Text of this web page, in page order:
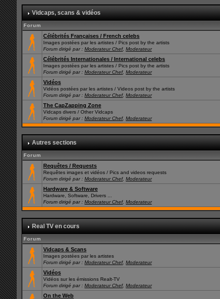
Vidcaps, scans & vidéos
Forum
Célébrités Françaises / French celebs
Images postées par les artistes / Pics post by the artists
Forum dirigé par :Moderateur Chef,Moderateur
Célébrités Internationales / International celebs
Images postées par les artistes / Pics post by the artists
Forum dirigé par :Moderateur Chef,Moderateur
Vidéos
Vidéos postées par les artistes / Videos post by the artists
Forum dirigé par :Moderateur Chef,Moderateur
The CapZapping Zone
Vidcaps divers / Other Vidcaps
Forum dirigé par :Moderateur Chef,Moderateur
Autres sections
Forum
Requêtes / Requests
Requêtes images et vidéos / Pics and videos requests
Forum dirigé par :Moderateur Chef,Moderateur
Hardware & Software
Hardware, Software, Drivers ...
Forum dirigé par :Moderateur Chef,Moderateur
Real TV en cours
Forum
Vidcaps & Scans
Images postées par les artistes
Forum dirigé par :Moderateur Chef,Moderateur
Vidéos
Vidéos sur les émissions Realt-TV
Forum dirigé par :Moderateur Chef,Moderateur
On the Web